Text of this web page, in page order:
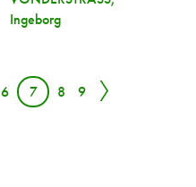
Ingeborg
6 7 8 9 〉